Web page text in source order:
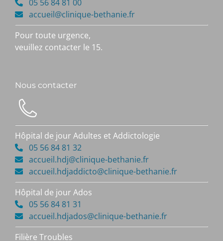
05 56 84 81 00
accueil@clinique-bethanie.fr
Pour toute urgence,
veuillez contacter le 15.
Nous contacter
Hôpital de jour Adultes et Addictologie
05 56 84 81 32
accueil.hdj@clinique-bethanie.fr
accueil.hdjaddicto@clinique-bethanie.fr
Hôpital de jour Ados
05 56 84 81 31
accueil.hdjados@clinique-bethanie.fr
Filière Troubles